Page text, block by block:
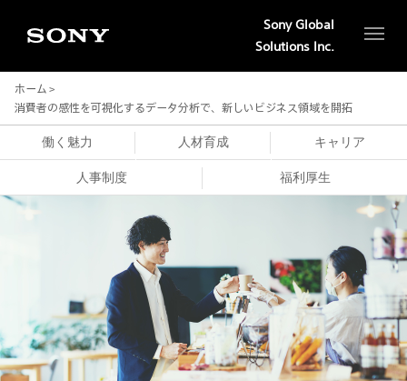
Sony Global
Solutions Inc.
ホーム
消費者の感性を可視化するデータ分析で、 新しいビジネス領域を開拓
働く魅力 人材育成 キャリア
人事制度 福利厚生